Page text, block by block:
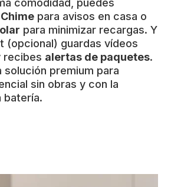
comodidad, puedes
Chime para avisos en casa o
para minimizar recargas. Y
(opcional) guardas vídeos
recibes alertas de paquetes.
solución premium para
sin obras y con la
batería.